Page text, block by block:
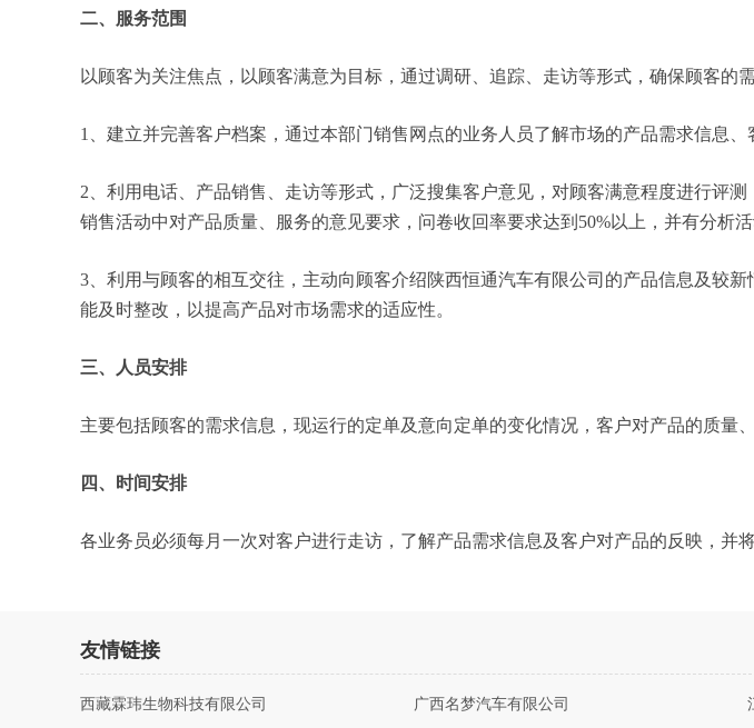
二、服务范围
以顾客为关注焦点，以顾客满意为目标，通过调研、追踪、走访等形式，确保顾客的
1、建立并完善客户档案，通过本部门销售网点的业务人员了解市场的产品需求信息、
2、利用电话、产品销售、走访等形式，广泛搜集客户意见，对顾客满意程度进行评
销售活动中对产品质量、服务的意见要求，问卷收回率要求达到50%以上，并有分析活
3、利用与顾客的相互交往，主动向顾客介绍陕西恒通汽车有限公司的产品信息及较
能及时整改，以提高产品对市场需求的适应性。
三、人员安排
主要包括顾客的需求信息，现运行的定单及意向定单的变化情况，客户对产品的质量
四、时间安排
各业务员必须每月一次对客户进行走访，了解产品需求信息及客户对产品的反映，并
友情链接
西藏霖玮生物科技有限公司 广西名梦汽车有限公司